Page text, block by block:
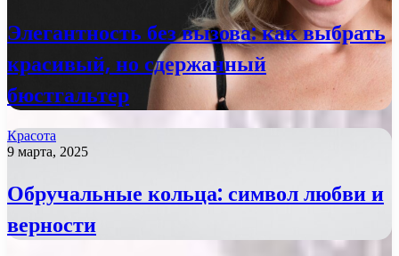
Элегантность без вызова: как выбрать
красивый, но сдержанный
бюстгальтер
Красота
9 марта, 2025
Обручальные кольца: символ любви и
верности